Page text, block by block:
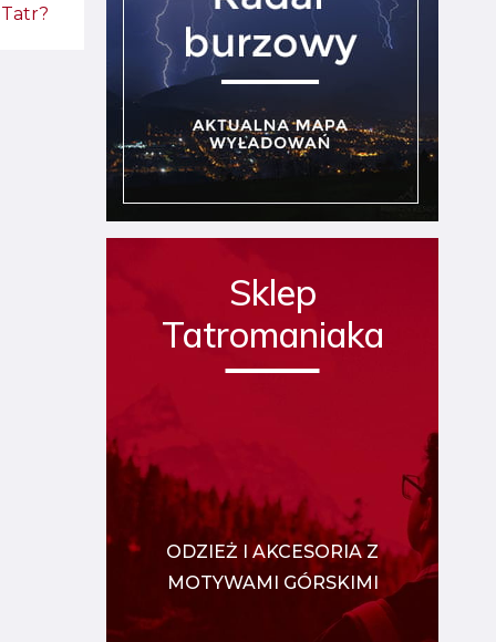
Sklep
Tatromaniaka
ODZIEŻ I AKCESORIA Z
MOTYWAMI GÓRSKIMI